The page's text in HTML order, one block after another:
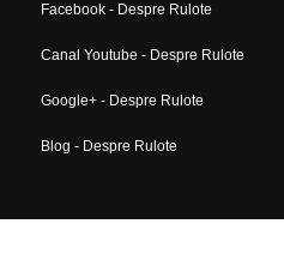
Facebook - Despre Rulote
Canal Youtube - Despre Rulote
Google+ - Despre Rulote
Blog - Despre Rulote